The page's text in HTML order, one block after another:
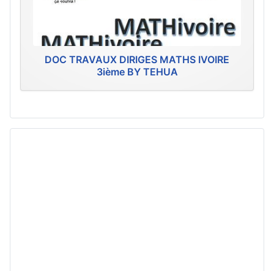
DOC TRAVAUX DIRIGES MATHS IVOIRE
3ième BY TEHUA